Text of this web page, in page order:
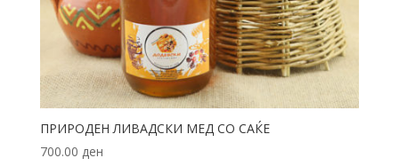
ПРИРОДЕН ЛИВАДСКИ МЕД СО САЌЕ
700.00 ден